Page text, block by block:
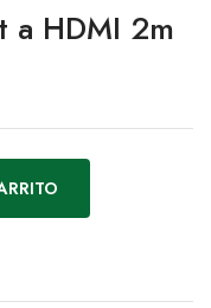
a HDMI 2m